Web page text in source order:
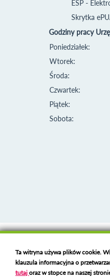
ESP -
Skrytka
Godziny pracy
Poniedziałek:
Wtorek:
Środa:
Czwartek:
Piątek:
Sobota:
Deklaracja dostępności
Polski serwer RBLhttps://
Ta witryna używa plików cookie.
klauzula informacyjna o
tutajoraz w stopce na naszej